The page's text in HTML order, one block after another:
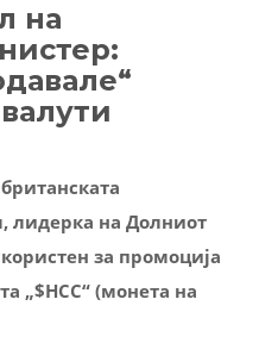
на
лидерка на Долниот
за промоција
„$HCC“ (монета на